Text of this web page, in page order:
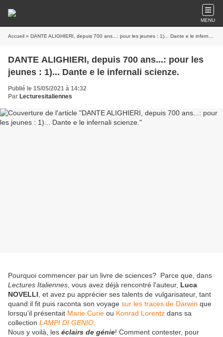
MENU
Accueil » DANTE ALIGHIERI, depuis 700 ans...: pour les jeunes : 1)... Dante e le infernali scienze.
DANTE ALIGHIERI, depuis 700 ans...: pour les
jeunes : 1)... Dante e le infernali scienze.
Publié le 15/05/2021 à 14:32
Par Lecturesitaliennes
Pourquoi commencer par un livre de sciences? Parce que, dans
Lectures Italiennes , vous avez déjà rencontré l'auteur, Luca
NOVELLI , et avez pu apprécier ses talents de vulgarisateur, tant
quand il fit puis raconta son voyage sur les traces de Darwin que
lorsqu'il présentait Marie Curie ou Konrad Lorentz dans sa
collection LAMPI DI GENIO.
Nous y voilà, les éclairs de génie! Comment contester, pour